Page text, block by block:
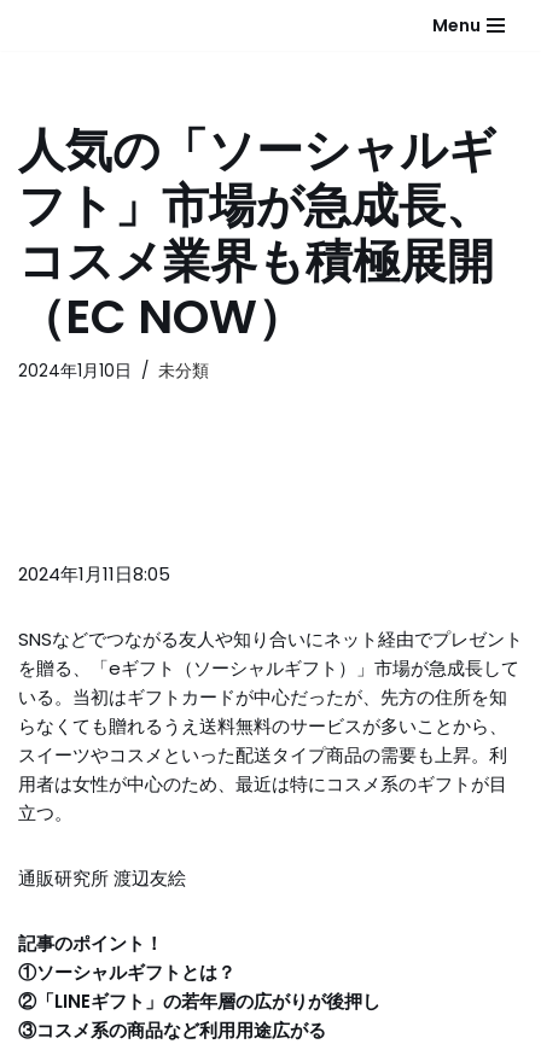
ン
ツ
キ
Menu
人気の「ソーシャルギ
フト」市場が急成長、
コスメ業界も積極展開
（EC NOW）
2024年1月10日 未分類
2024年1月11日8:05
SNSなどでつながる友人や知り合いにネット経由でプレゼント
を贈る、「eギフト（ソーシャルギフト）」市場が急成長して
いる。当初はギフトカードが中心だったが、先方の住所を知
らなくても贈れるうえ送料無料のサービスが多いことから、
スイーツやコスメといった配送タイプ商品の需要も上昇。利
用者は女性が中心のため、最近は特にコスメ系のギフトが目
立つ。
通販研究所 渡辺友絵
記事のポイント！
①ソーシャルギフトとは？
②「LINEギフト」の若年層の広がりが後押し
③コスメ系の商品など利用用途広がる